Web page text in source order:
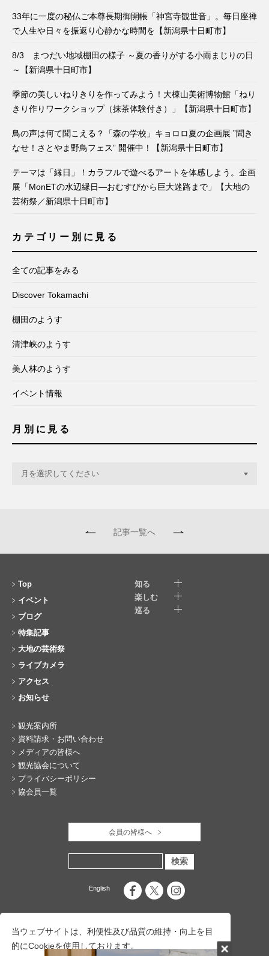
当ウェブサイトは、利便性及び品質の維持・向上を目
的にCookieを使用しております。
33年に一度の秘仏ご本尊長期御開帳「神宮寺観世音」。毎日座禅
で人生や日々を振返り心静かな時間を【新潟県十日町市】
8/3 まつだい地域棚田の様子 ～夏の香りがする小雨まじりの日
～【新潟県十日町市】
季節の美しいねりきりを作ってみよう！大棟山美術博物館「ねり
きり作りワークショップ（抹茶体験付き）」【新潟県十日町市】
鳥の声は何て聞こえる？「森の学校」キョロロ夏の企画展 ”聞き
なせ！さとやま野鳥フェス” 開催中！【新潟県十日町市】
テーマは「縁日」！カラフルで遊べるアートを体感しよう。企画
展「MonETの水辺縁日―おむすびから巨大迷路まで」【大地の
芸術祭／新潟県十日町市】
カテゴリー別に見る
全ての記事をみる
Discover Tokamachi
棚田のようす
清津峡のようす
美人林のようす
イベント情報
月別に見る
記事一覧へ
Top
イベント
ブログ
特集記事
大地の芸術祭
ライブカメラ
アクセス
お知らせ
知る
楽しむ
巡る
観光案内所
資料請求・お問い合わせ
メディアの皆様へ
観光協会について
プライバシーポリシー
協会員一覧
会員の皆様へ
English